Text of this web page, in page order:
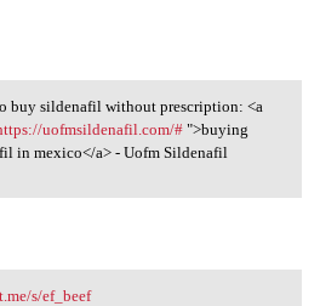
buy sildenafil
buy sildenafil without prescription: <a
uofmsildenafil.com/#">buying
in mexico</a> - Uofm Sildenafil
s/ef_beef